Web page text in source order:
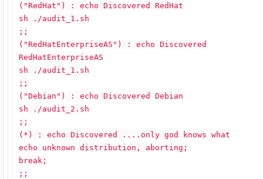
("RedHat") : echo Discovered RedHat
sh ./audit_1.sh
;;
("RedHatEnterpriseAS") : echo Discovered
RedHatEnterpriseAS
sh ./audit_1.sh
;;
("Debian") : echo Discovered Debian
sh ./audit_2.sh
;;
(*) : echo Discovered ....only god knows what
echo unknown distribution, aborting;
break;
;;